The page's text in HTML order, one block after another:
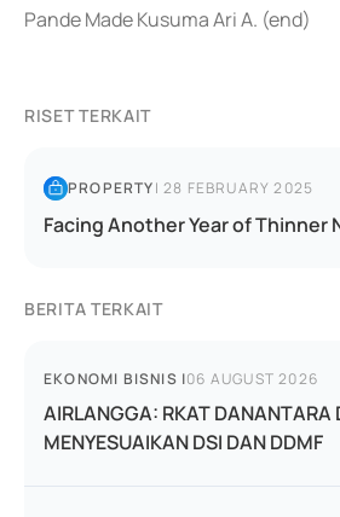
Pande Made Kusuma Ari A. (end)
RISET TERKAIT
PROPERTY|28 FEBRUARY 2025
Facing Another Year of Thinner
BERITA TERKAIT
EKONOMI BISNIS |06 AUGUST 2026
AIRLANGGA: RKAT DANANTARA
MENYESUAIKAN DSI DAN DDMF